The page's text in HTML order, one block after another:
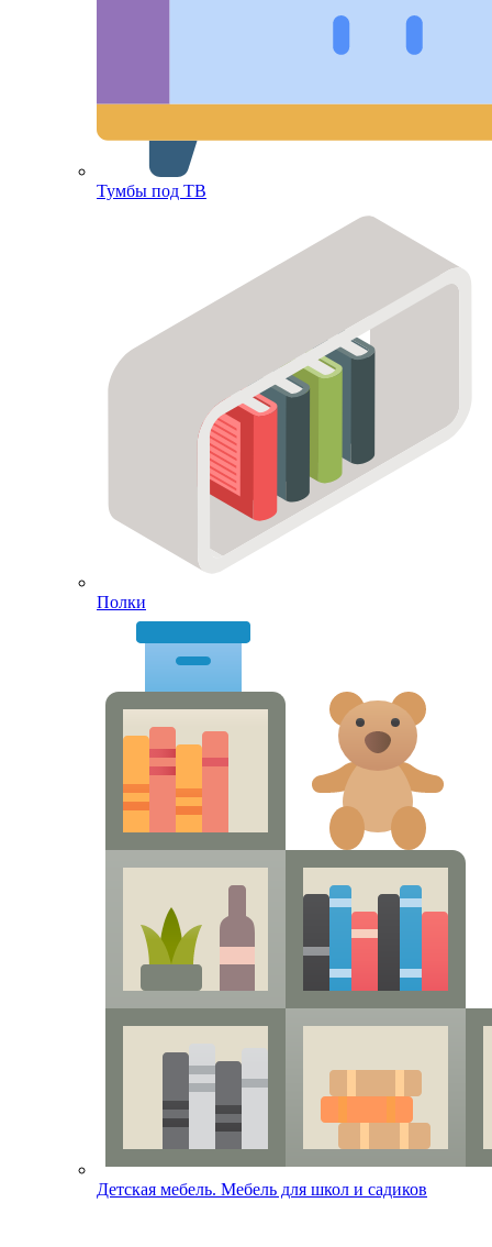
Тумбы под ТВ
Полки
Детская мебель. Мебель для школ и садиков